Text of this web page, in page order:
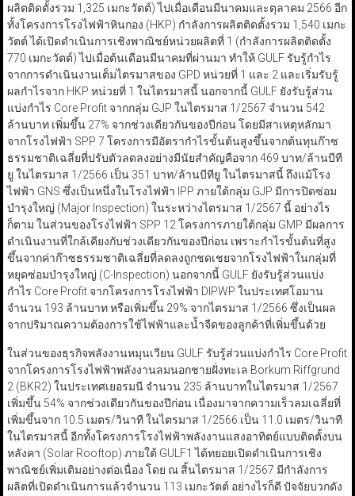
ผลิตติดตั้งรวม 1,325 เมกะวัตต์) ไปเมื่อเดือนมีนาคมและตุลาคม 2566 อีก
ทั้งโครงการโรงไฟฟ้าหินกอง (HKP) กำลังการผลิตติดตั้งรวม 1,540 เมกะ
วัตต์ ได้เปิดดำเนินการเชิงพาณิชย์หน่วยผลิตที่ 1 (กำลังการผลิตติดตั้ง
770 เมกะวัตต์) ไปเมื่อต้นเดือนมีนาคมที่ผ่านมา ทำให้ GULF รับรู้กำไร
จากการดำเนินงานเต็มไตรมาสของ GPD หน่วยที่ 1 และ 2 และเริ่มรับรู้
ผลกำไรจาก HKP หน่วยที่ 1 ในไตรมาสนี้ นอกจากนี้ GULF ยังรับรู้ส่วน
แบ่งกำไร Core Profit จากกลุ่ม GJP ในไตรมาส 1/2567 จำนวน 542
ล้านบาท เพิ่มขึ้น 27% จากช่วงเดียวกันของปีก่อน โดยมีสาเหตุหลักมา
จากโรงไฟฟ้า SPP 7 โครงการมีอัตรากำไรขั้นต้นสูงขึ้นจากต้นทุนก๊าซ
ธรรมชาติเฉลี่ยที่ปรับตัวลดลงอย่างมีนัยสำคัญคือจาก 469 บาท/ล้านบีที
ยู ในไตรมาส 1/2566 เป็น 351 บาท/ล้านบีทียู ในไตรมาสนี้ ถึงแม้โรง
ไฟฟ้า GNS ซึ่งเป็นหนึ่งในโรงไฟฟ้า IPP ภายใต้กลุ่ม GJP มีการปิดซ่อม
บำรุงใหญ่ (Major Inspection) ในระหว่างไตรมาส 1/2567 นี้ อย่างไร
ก็ตาม ในส่วนของโรงไฟฟ้า SPP 12 โครงการภายใต้กลุ่ม GMP มีผลการ
ดำเนินงานที่ใกล้เคียงกับช่วงเดียวกันของปีก่อน เพราะกำไรขั้นต้นที่สูง
ขึ้นจากค่าก๊าซธรรมชาติเฉลี่ยที่ลดลงถูกชดเชยจากโรงไฟฟ้าในกลุ่มที่
หยุดซ่อมบำรุงใหญ่ (C-Inspection) นอกจากนี้ GULF ยังรับรู้ส่วนแบ่ง
กำไร Core Profit จากโครงการโรงไฟฟ้า DIPWP ในประเทศโอมาน
จำนวน 193 ล้านบาท หรือเพิ่มขึ้น 29% จากไตรมาส 1/2566 ซึ่งเป็นผล
จากปริมาณความต้องการใช้ไฟฟ้าและน้ำจืดของลูกค้าที่เพิ่มขึ้นด้วย
ในส่วนของธุรกิจพลังงานหมุนเวียน GULF รับรู้ส่วนแบ่งกำไร Core Profit
จากโครงการโรงไฟฟ้าพลังงานลมนอกชายฝั่งทะเล Borkum Riffgrund
2 (BKR2) ในประเทศเยอรมนี จำนวน 235 ล้านบาทในไตรมาส 1/2567
เพิ่มขึ้น 54% จากช่วงเดียวกันของปีก่อน เนื่องมาจากความเร็วลมเฉลี่ยที่
เพิ่มขึ้นจาก 10.5 เมตร/วินาที ในไตรมาส 1/2566 เป็น 11.0 เมตร/วินาที
ในไตรมาสนี้ อีกทั้งโครงการโรงไฟฟ้าพลังงานแสงอาทิตย์แบบติดตั้งบน
หลังคา (Solar Rooftop) ภายใต้ GULF1 ได้ทยอยเปิดดำเนินการเชิง
พาณิชย์เพิ่มเติมอย่างต่อเนื่อง โดย ณ สิ้นไตรมาส 1/2567 มีกำลังการ
ผลิตที่เปิดดำเนินการแล้วจำนวน 113 เมกะวัตต์ อย่างไรก็ดี ปัจจัยบวกดัง